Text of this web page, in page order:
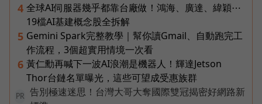
4 全球AI伺服器幾乎都靠台廠做！鴻海、廣達、緯穎⋯
19檔AI基建概念股全拆解
5 Gemini Spark完整教學｜幫你讀Gmail、自動跑完工
作流程，3個超實用情境一次看
6 黃仁勳再喊下一波AI浪潮是機器人！輝達Jetson
Thor台鏈名單曝光，這些可望成受惠族群
PR
告別極速迷思！台灣大哥大奪國際雙冠揭密好網路新